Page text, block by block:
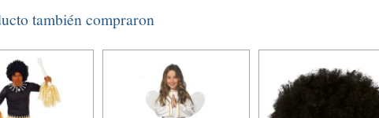
también compraron